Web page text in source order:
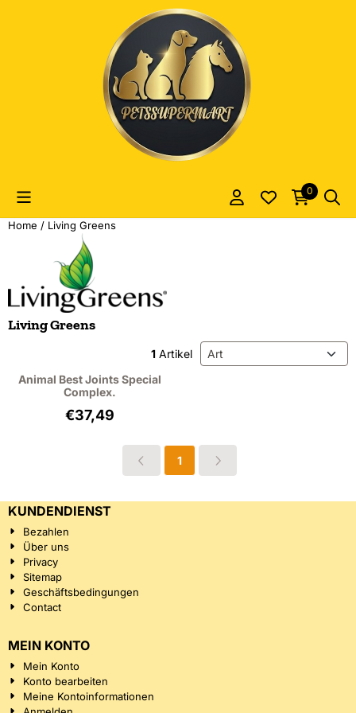
Cookie-Einstellungen sind derzeit geschlossen.
0
Home / Living Greens
Living Greens
1 Artikel Sortiermethode
Animal Best Joints Special
Complex.
Preis: 37,49, ohne MwSt.: 30,98
€37,49
1
KUNDENDIENST
Bezahlen
Über uns
Privacy
Sitemap
Geschäftsbedingungen
Contact
MEIN KONTO
Mein Konto
Konto bearbeiten
Meine Kontoinformationen